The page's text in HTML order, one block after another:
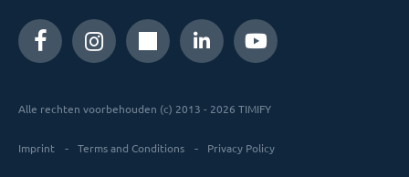
Alle rechten voorbehouden (c) 2013 - 2026 TIMIFY
Imprint Terms and Conditions Privacy Policy